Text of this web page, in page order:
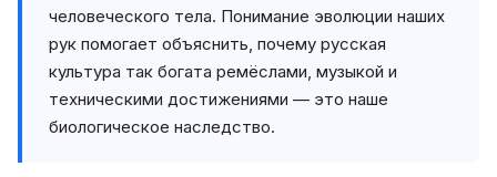
человеческого тела. Понимание эволюции наших
рук помогает объяснить, почему русская
культура так богата ремёслами, музыкой и
техническими достижениями — это наше
биологическое наследство.